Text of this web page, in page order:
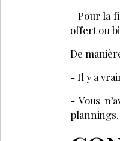
- Pour la
offert ou
De
- Il y a
- Vous
plannings.